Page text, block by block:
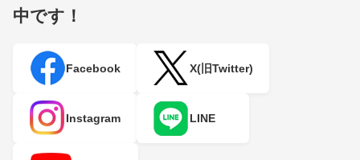
中です！
Facebook X(旧Twitter)
Instagram LINE